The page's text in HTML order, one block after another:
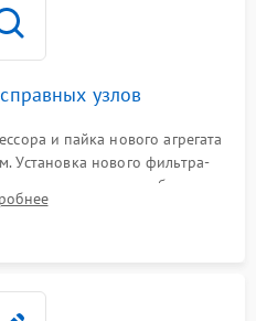
узлов
и пайка нового агрегата
нового фильтра-
вентиляторов обдува,
дверных петель.